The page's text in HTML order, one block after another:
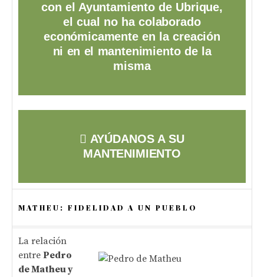
con el Ayuntamiento de Ubrique,
el cual no ha colaborado
económicamente en la creación
ni en el mantenimiento de la
misma
AYÚDANOS A SU
MANTENIMIENTO
MATHEU: FIDELIDAD A UN PUEBLO
La relación
entre Pedro
de Matheu y